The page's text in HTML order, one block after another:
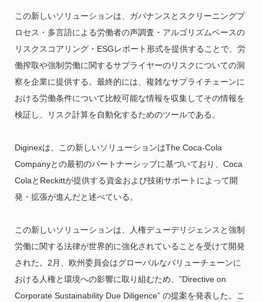
この新しいソリューションは、ガバナンスとスクリーニングプ
ロセス・多言語による労働者の声調査・アルゴリズムベースの
リスクスコアリング・ESGレポート形式を提供することで、労
働搾取や強制労働に関するサプライヤーのリスクについての洞
察を企業に提供する。最終的には、複雑なサプライチェーンに
おける労働条件について比較可能な情報を収集してその情報を
検証し、リスク計算を自動化するためのツールである。
Diginexは、この新しいソリューションはThe Coca-Cola
Companyとの最初のパートナーシップに基づいており、Coca
ColaとReckittが提供する資金および技術サポートによって開
発・拡張が進んだと述べている。
この新しいソリューションは、人権デューデリジェンスと強制
労働に関する法律が世界的に強化されていることを受けて開発
された。2月、欧州委員会はグローバルなバリューチェーンに
おける人権と環境への影響に取り組むため、”Directive on
Corporate Sustainability Due Diligence” の提案を発表した。こ